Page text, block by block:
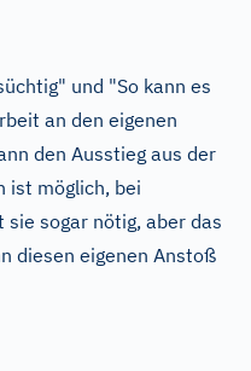
und "So kann es
an den eigenen
den Ausstieg aus der
ist möglich, bei
sogar nötig, aber das
diesen eigenen Anstoß